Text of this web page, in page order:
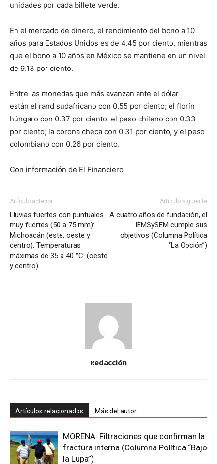
unidades por cada billete verde.
En el mercado de dinero, el rendimiento del bono a 10
años para Estados Unidos es de 4.45 por ciento, mientras
que el bono a 10 años en México se mantiene en un nivel
de 9.13 por ciento.
Entre las monedas que más avanzan ante el dólar
están el rand sudafricano con 0.55 por ciento; el florín
húngaro con 0.37 por ciento; el peso chileno con 0.33
por ciento; la corona checa con 0.31 por ciento, y el peso
colombiano con 0.26 por ciento.
Con información de El Financiero
Artículo anterior
Lluvias fuertes con puntuales
muy fuertes (50 a 75 mm):
Michoacán (este, oeste y
centro). Temperaturas
máximas de 35 a 40 °C: (oeste
y centro)
Artículo siguiente
A cuatro años de fundación, el
IEMSySEM cumple sus
objetivos (Columna Política
“La Opción”)
Redacción
Artículos relacionados Más del autor
MORENA: Filtraciones que confirman la
fractura interna (Columna Política “Bajo
la Lupa”)